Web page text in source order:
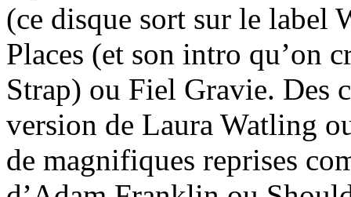
(ce disque sort sur le label
Places (et son intro qu’on
Strap) ou Fiel Gravie. Des
version de Laura Watling
de magnifiques reprises